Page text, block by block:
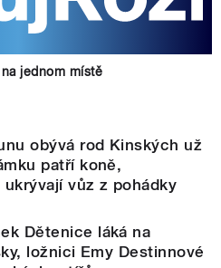
jednom místě
obývá rod Kinských už
patří koně,
vůz z pohádky
Dětenice láká na
ložnici Emy Destinnové